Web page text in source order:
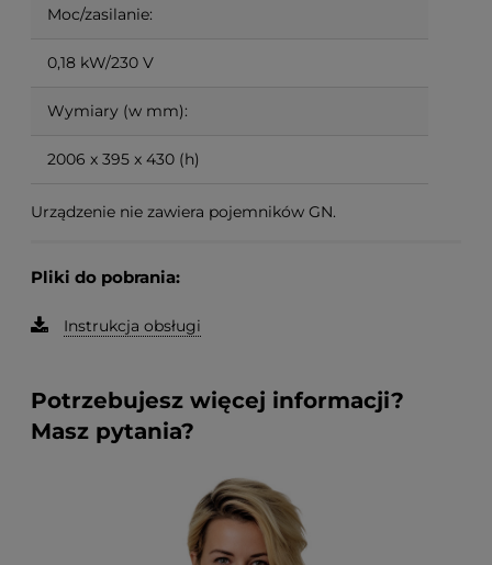
Moc/zasilanie:
0,18 kW/230 V
Wymiary (w mm):
2006 x 395 x 430 (h)
Urządzenie nie zawiera pojemników GN.
Pliki do pobrania:
Instrukcja obsługi
Potrzebujesz więcej informacji?
Masz pytania?